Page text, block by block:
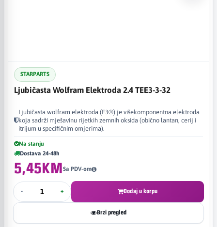
STARPARTS
Ljubičasta Wolfram Elektroda 2.4 TEE3-3-32
Ljubičasta wolfram elektroda (E3®) je višekomponentna elektroda
koja sadrži mješavinu rijetkih zemnih oksida (obično lantan, cerij i
itrijum u specifičnim omjerima).
Na stanju
Dostava 24-48h
5,45KMSa PDV-om
- + Dodaj u korpu
Brzi pregled